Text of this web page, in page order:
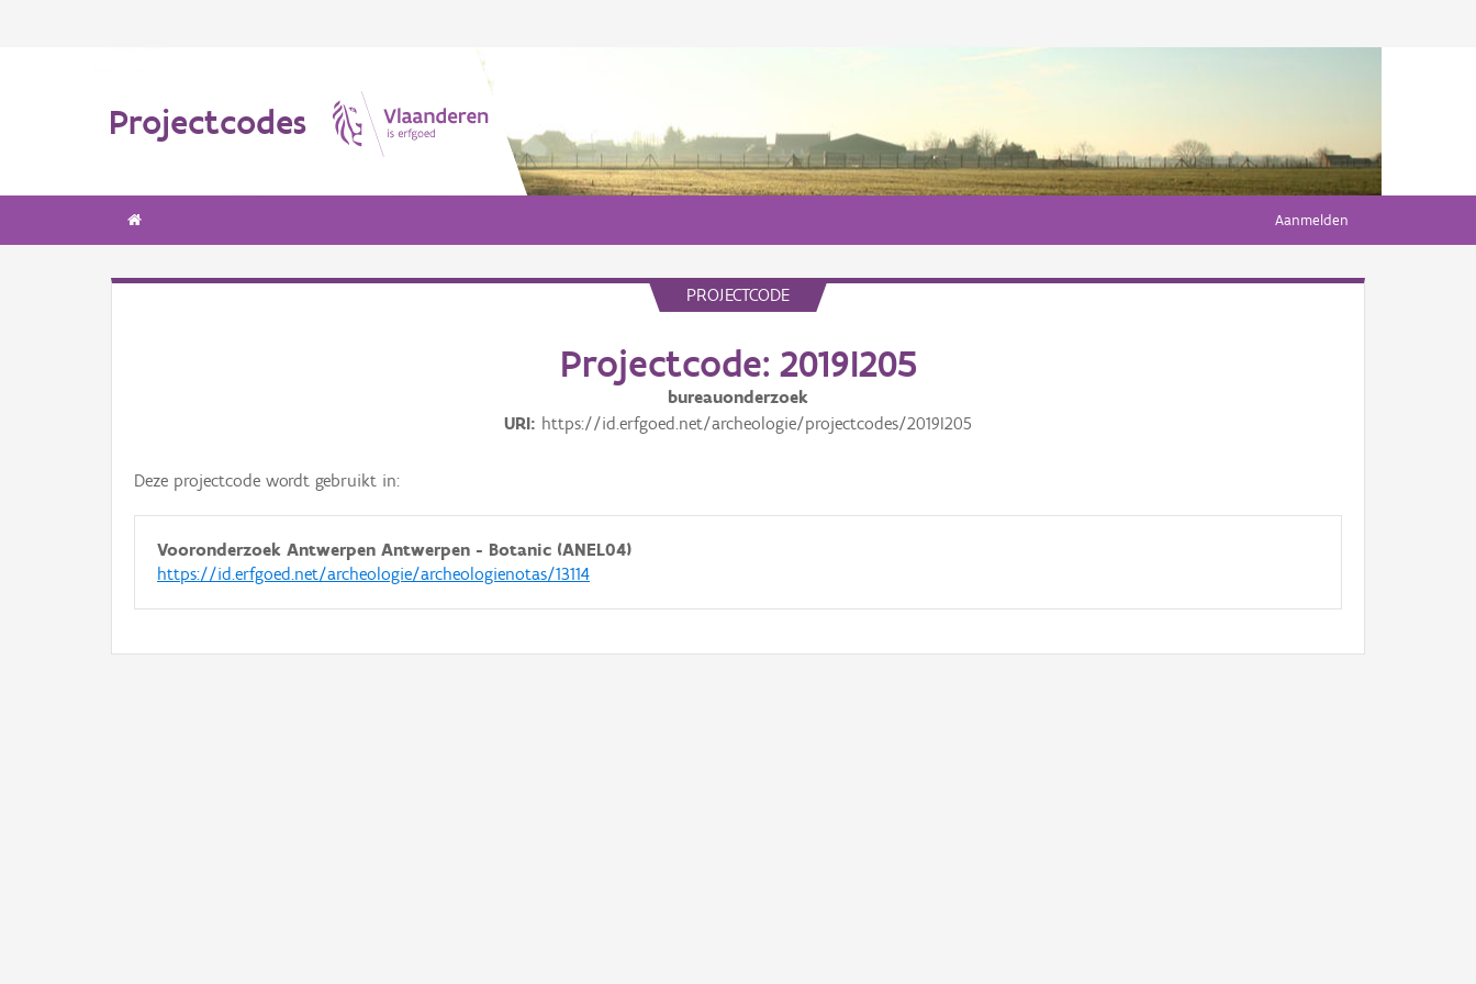
Projectcodes
Aanmelden
PROJECTCODE
Projectcode: 2019I205
bureauonderzoek
URI https://id.erfgoed.net/archeologie/projectcodes/2019I205
Deze projectcode wordt gebruikt in:
Vooronderzoek Antwerpen Antwerpen - Botanic (ANEL04)
https://id.erfgoed.net/archeologie/archeologienotas/13114